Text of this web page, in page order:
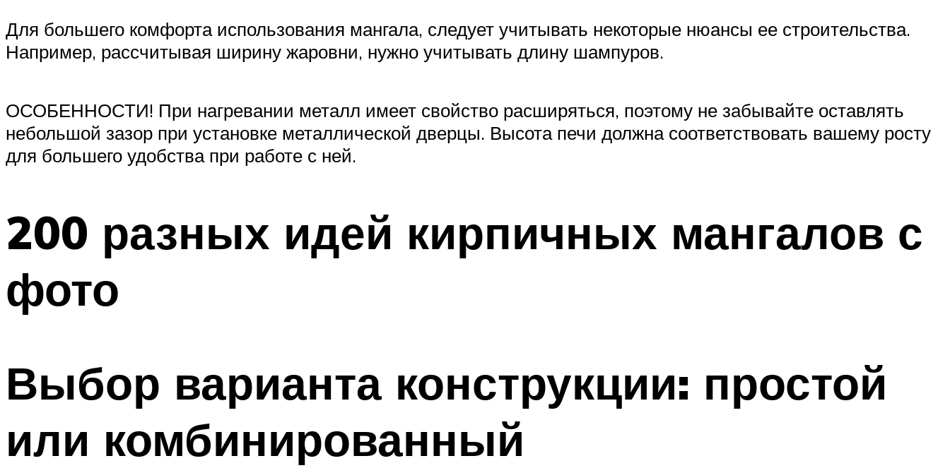
Для большего комфорта использования мангала, следует учитывать некоторые нюансы ее строительства.
Например, рассчитывая ширину жаровни, нужно учитывать длину шампуров.
ОСОБЕННОСТИ! При нагревании металл имеет свойство расширяться, поэтому не забывайте оставлять
небольшой зазор при установке металлической дверцы. Высота печи должна соответствовать вашему росту
для большего удобства при работе с ней.
200 разных идей кирпичных мангалов с
фото
Выбор варианта конструкции: простой
или комбинированный